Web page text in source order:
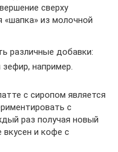
сверху
из молочной
различные добавки:
например.
с сиропом является
с
раз получая новый
вкусен и кофе с